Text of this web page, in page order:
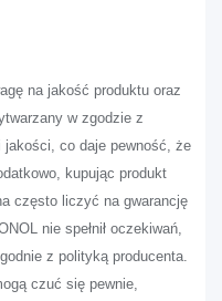
na jakość produktu oraz
w zgodzie z
co daje pewność, że
kupując produkt
często liczyć na gwarancję
nie spełnił oczekiwań,
z polityką producenta.
czuć się pewnie,